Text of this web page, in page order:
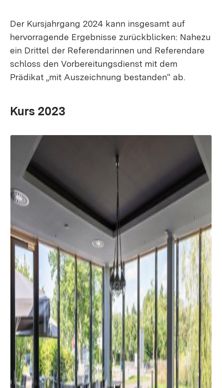
Der Kursjahrgang 2024 kann insgesamt auf
hervorragende Ergebnisse zurückblicken: Nahezu
ein Drittel der Referendarinnen und Referendare
schloss den Vorbereitungsdienst mit dem
Prädikat „mit Auszeichnung bestanden“ ab.
Kurs 2023